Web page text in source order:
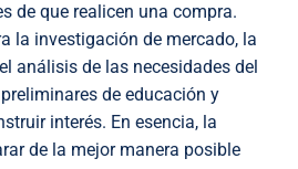
de que realicen una compra.
la investigación de mercado, la
análisis de las necesidades del
de educación y
interés. En esencia, la
de la mejor manera posible